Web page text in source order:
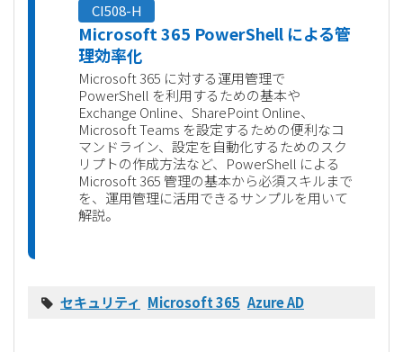
CI508-H
Microsoft 365 PowerShell による管
理効率化
Microsoft 365 に対する運用管理で
PowerShell を利用するための基本や
Exchange Online、SharePoint Online、
Microsoft Teams を設定するための便利なコ
マンドライン、設定を自動化するためのスク
リプトの作成方法など、PowerShell による
Microsoft 365 管理の基本から必須スキルまで
を、運用管理に活用できるサンプルを用いて
解説。
セキュリティ Microsoft 365 Azure AD